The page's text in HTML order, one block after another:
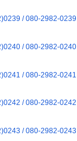
/ 080-2982-0239
/ 080-2982-0240
/ 080-2982-0241
/ 080-2982-0242
/ 080-2982-0243